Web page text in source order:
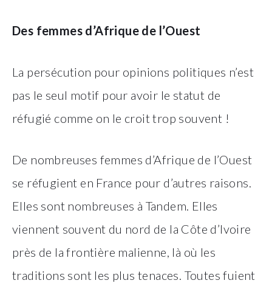
Des femmes d’Afrique de l’Ouest
La persécution pour opinions politiques n’est
pas le seul motif pour avoir le statut de
réfugié comme on le croit trop souvent !
De nombreuses femmes d’Afrique de l’Ouest
se réfugient en France pour d’autres raisons.
Elles sont nombreuses à Tandem. Elles
viennent souvent du nord de la Côte d’Ivoire
près de la frontière malienne, là où les
traditions sont les plus tenaces. Toutes fuient